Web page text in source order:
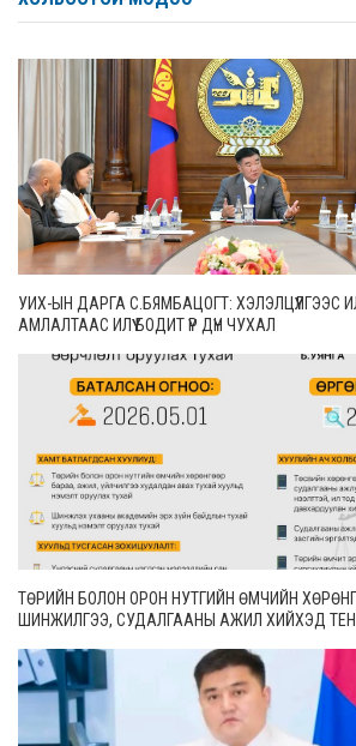
УИХ-ЫН ДАРГА С.БЯМБАЦОГТ: ХЭЛЭЛЦҮҮЛГЭЭС
АМЛАЛТААС ИЛҮҮ БОДИТ ҮР ДҮН ЧУХАЛ
ТӨРИЙН БОЛОН ОРОН НУТГИЙН ӨМЧИЙН
ШИНЖИЛГЭЭ, СУДАЛГААНЫ АЖИЛ ХИЙХЭД